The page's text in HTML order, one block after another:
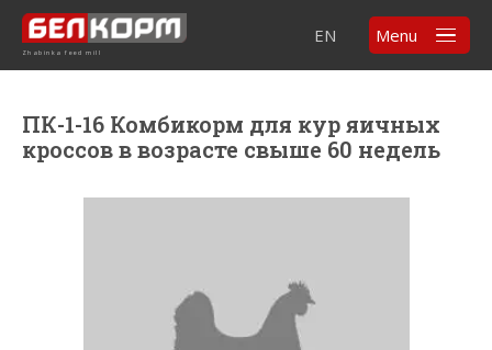
Zhabinka feed mill
EN Menu
ПК-1-16 Комбикорм для кур яичных
кроссов в возрасте свыше 60 недель